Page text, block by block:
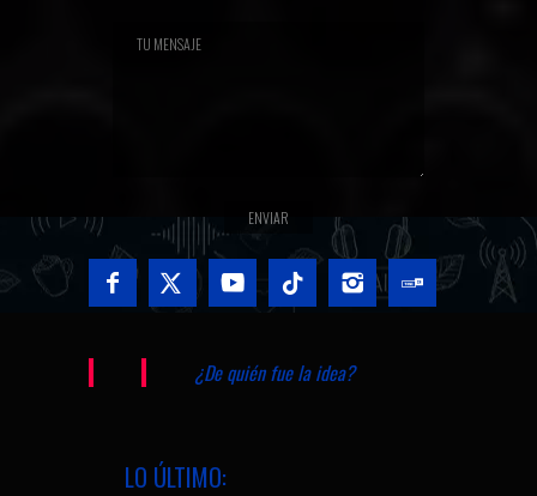
¿De quién fue la idea?
LO ÚLTIMO: